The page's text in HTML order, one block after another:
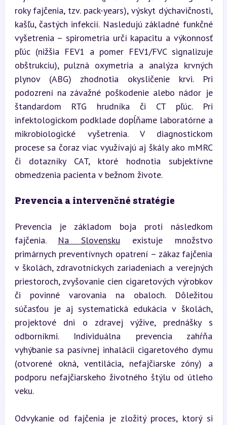
roky fajčenia, tzv. pack-years), výskyt dýchavičnosti,
kašľu, častých infekcií. Nasledujú základné funkčné
vyšetrenia – spirometria určí kapacitu a výkonnosť
pľúc (nižšia FEV1 a pomer FEV1/FVC signalizuje
obštrukciu), pulzná oxymetria a analýza krvných
plynov (ABG) zhodnotia okysličenie krvi. Pri
podozrení na závažné poškodenie alebo nádor je
štandardom RTG hrudníka či CT pľúc. Pri
infektologickom podklade dopĺňame laboratórne a
mikrobiologické vyšetrenia. V diagnostickom
procese sa čoraz viac využívajú aj škály ako mMRC
či dotazníky CAT, ktoré hodnotia subjektívne
obmedzenia pacienta v bežnom živote.
Prevencia a intervenčné stratégie
Prevencia je základom boja proti následkom
fajčenia. Na Slovensku existuje množstvo
primárnych preventívnych opatrení – zákaz fajčenia
v školách, zdravotníckych zariadeniach a verejných
priestoroch, zvyšovanie cien cigaretových výrobkov
či povinné varovania na obaloch. Dôležitou
súčasťou je aj systematická edukácia v školách,
projektové dni o zdravej výžive, prednášky s
odborníkmi. Individuálna prevencia zahŕňa
vyhýbanie sa pasívnej inhalácii cigaretového dymu
(otvorené okná, ventilácia, nefajčiarske zóny) a
podporu nefajčiarskeho životného štýlu od útleho
veku.
Odvykanie od fajčenia je zložitý proces, ktorý si